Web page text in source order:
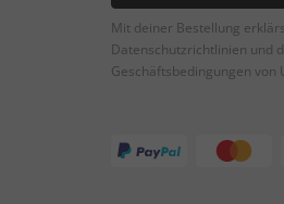
Mit deiner Bestellung
Datenschutzrichtlinien und
Geschäftsbedingungen von